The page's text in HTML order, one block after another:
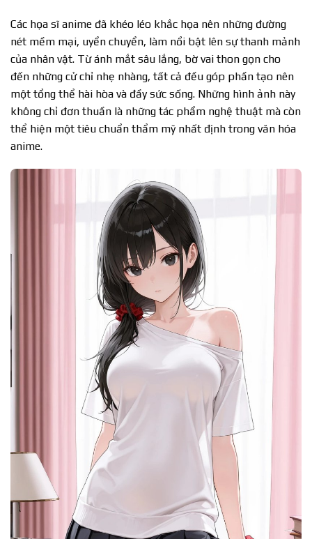
Các họa sĩ anime đã khéo léo khắc họa nên những đường
nét mềm mại, uyển chuyển, làm nổi bật lên sự thanh mảnh
của nhân vật. Từ ánh mắt sâu lắng, bờ vai thon gọn cho
đến những cử chỉ nhẹ nhàng, tất cả đều góp phần tạo nên
một tổng thể hài hòa và đầy sức sống. Những hình ảnh này
không chỉ đơn thuần là những tác phẩm nghệ thuật mà còn
thể hiện một tiêu chuẩn thẩm mỹ nhất định trong văn hóa
anime.